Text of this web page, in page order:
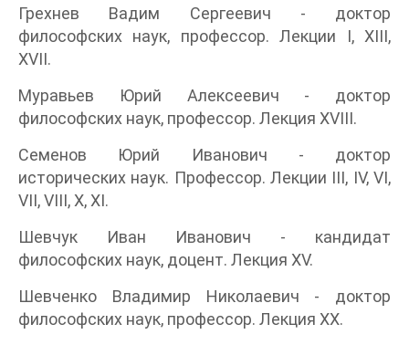
Грехнев Вадим Сергеевич - доктор
философских наук, профессор. Лекции I, XIII,
XVII.
Муравьев Юрий Алексеевич - доктор
философских наук, профессор. Лекция XVIII.
Семенов Юрий Иванович - доктор
исторических наук. Профессор. Лекции III, IV, VI,
VII, VIII, X, XI.
Шевчук Иван Иванович - кандидат
философских наук, доцент. Лекция XV.
Шевченко Владимир Николаевич - доктор
философских наук, профессор. Лекция XX.